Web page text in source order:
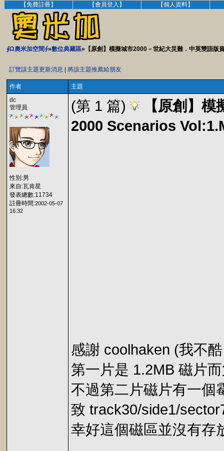
【免費註冊】 【會員登入】 【個人資料】
∮Ω奧米加空間∮»數位典藏區»【原創】模擬城市2000－世紀大災難．中英雙語
訂覽該主題更新消息 將該主題推薦給朋友
作者
主題
dc
管理員
性別:男
來自:瓦肯星
發表總數:11734
註冊時間:2002-05-07
16:32
(第 1 篇)
【原創】
2000 Scenarios
感謝 coolhaken (我不
第一片是 1.2MB 磁片
不過第二片磁片有一個
致 track30/side1/
幸好這個磁區並沒有存